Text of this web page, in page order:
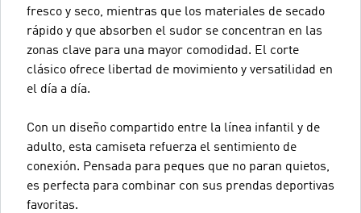
fresco y seco, mientras que los materiales de secado
rápido y que absorben el sudor se concentran en las
zonas clave para una mayor comodidad. El corte
clásico ofrece libertad de movimiento y versatilidad en
el día a día.
Con un diseño compartido entre la línea infantil y de
adulto, esta camiseta refuerza el sentimiento de
conexión. Pensada para peques que no paran quietos,
es perfecta para combinar con sus prendas deportivas
favoritas.